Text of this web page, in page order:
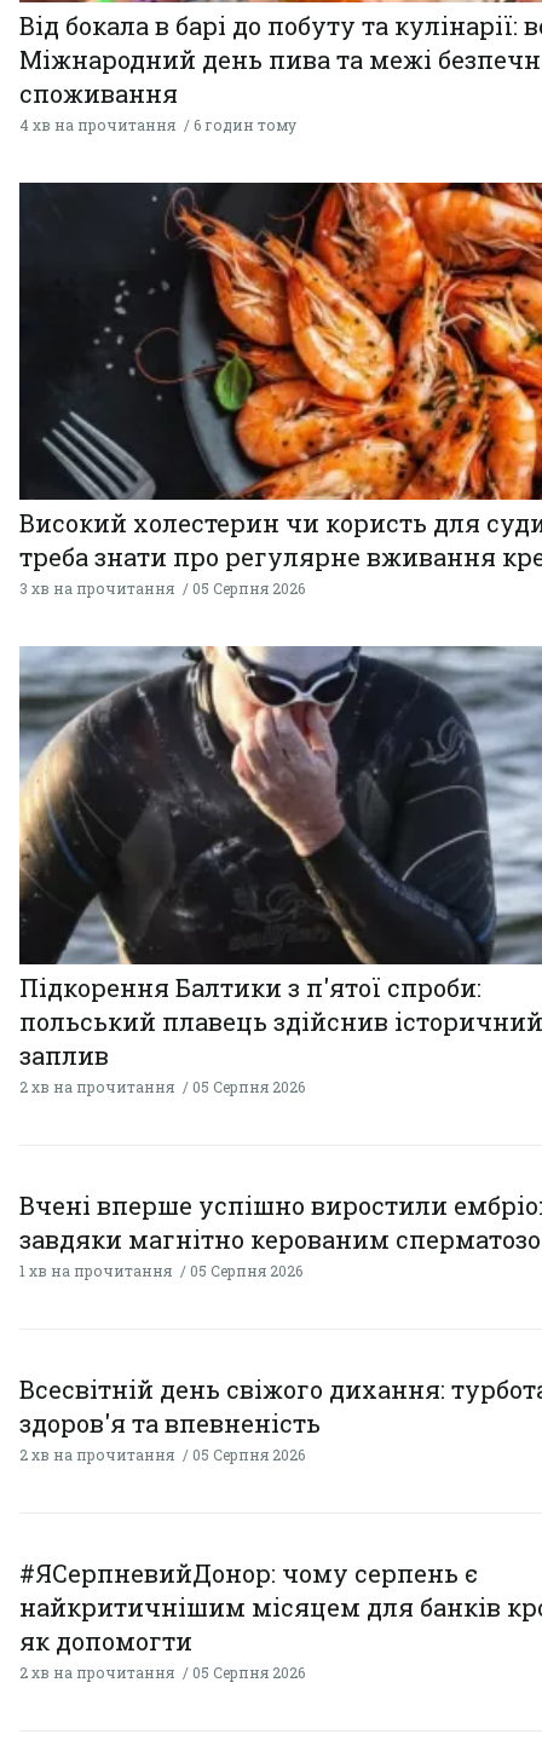
Від бокала в барі до побуту та кулінарії:
Міжнародний день пива та межі
споживання
4 хв на прочитання 6 годин тому
Високий холестерин чи користь для
треба знати про регулярне вживання
3 хв на прочитання 05 Серпня 2026
Підкорення Балтики з п'ятої спроби:
польський плавець здійснив історичний
заплив
2 хв на прочитання 05 Серпня 2026
Вчені вперше успішно виростили
завдяки магнітно керованим
1 хв на прочитання 05 Серпня 2026
Всесвітній день свіжого дихання:
здоров'я та впевненість
2 хв на прочитання 05 Серпня 2026
#ЯСерпневийДонор: чому серпень є
найкритичнішим місяцем для банків
як допомогти
2 хв на прочитання 05 Серпня 2026